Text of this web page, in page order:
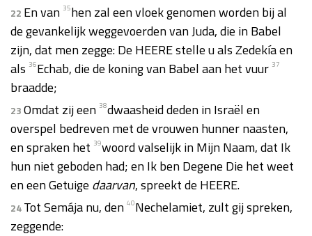
22 En van 35hen zal een vloek genomen worden bij al
de gevankelijk weggevoerden van Juda, die in Babel
zijn, dat men zegge: De HEERE stelle u als Zedekía en
als 36Echab, die de koning van Babel aan het vuur 37
braadde;
23Omdat zij een 38dwaasheid deden in Israël en
overspel bedreven met de vrouwen hunner naasten,
en spraken het 39woord valselijk in Mijn Naam, dat Ik
hun niet geboden had; en Ik ben Degene Die het weet
en een Getuige daarvan, spreekt de HEERE.
24Tot Semája nu, den 40Nechelamiet, zult gij spreken,
zeggende: